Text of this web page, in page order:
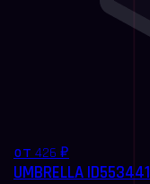
от 426 ₽
UMBRELLA ID553441